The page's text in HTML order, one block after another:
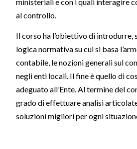
al controllo.
Il corso ha l’obiettivo di introdurre,
logica normativa su cui si basa
contabile, le nozioni generali sul
negli enti locali. Il fine è quello di
adeguato all’Ente. Al termine del
grado di effettuare analisi
soluzioni migliori per ogni